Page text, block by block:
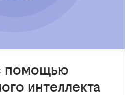
помощью
интеллекта